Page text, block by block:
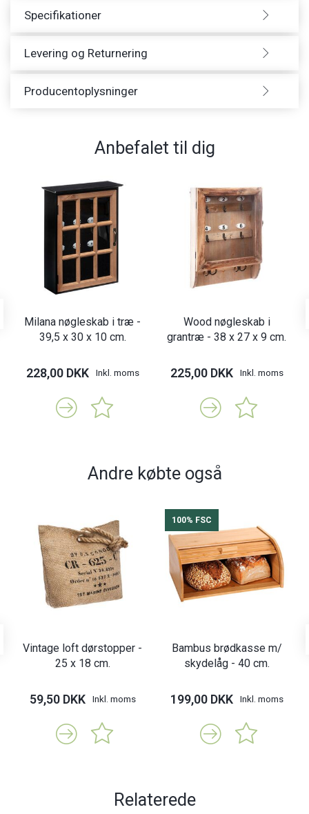
Specifikationer
Levering og Returnering
Producentoplysninger
Anbefalet til dig
Milana nøgleskab i træ -
39,5 x 30 x 10 cm.
228,00 DKK Inkl. moms
Wood nøgleskab i
grantræ - 38 x 27 x 9 cm.
225,00 DKK Inkl. moms
Andre købte også
Vintage loft dørstopper -
25 x 18 cm.
59,50 DKK Inkl. moms
100% FSC
Bambus brødkasse m/
skydelåg - 40 cm.
199,00 DKK Inkl. moms
Relaterede